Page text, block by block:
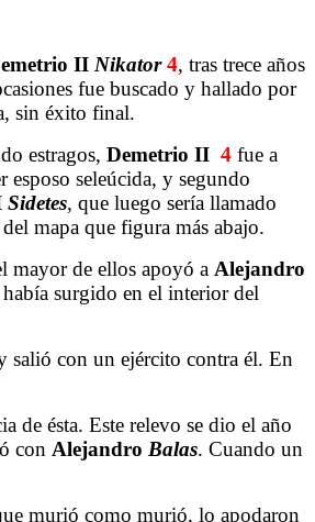
II Nikator 4, tras trece años
fue buscado y hallado por
sin éxito final.
estragos, Demetrio II 4 fue a
seleúcida, y segundo
Sidetes, que luego sería llamado
mapa que figura más abajo.
mayor de ellos apoyó a Alejandro
surgido en el interior del
salió con un ejército contra él. En
de ésta. Este relevo se dio el año
con Alejandro Balas. Cuando un
murió como murió, lo apodaron